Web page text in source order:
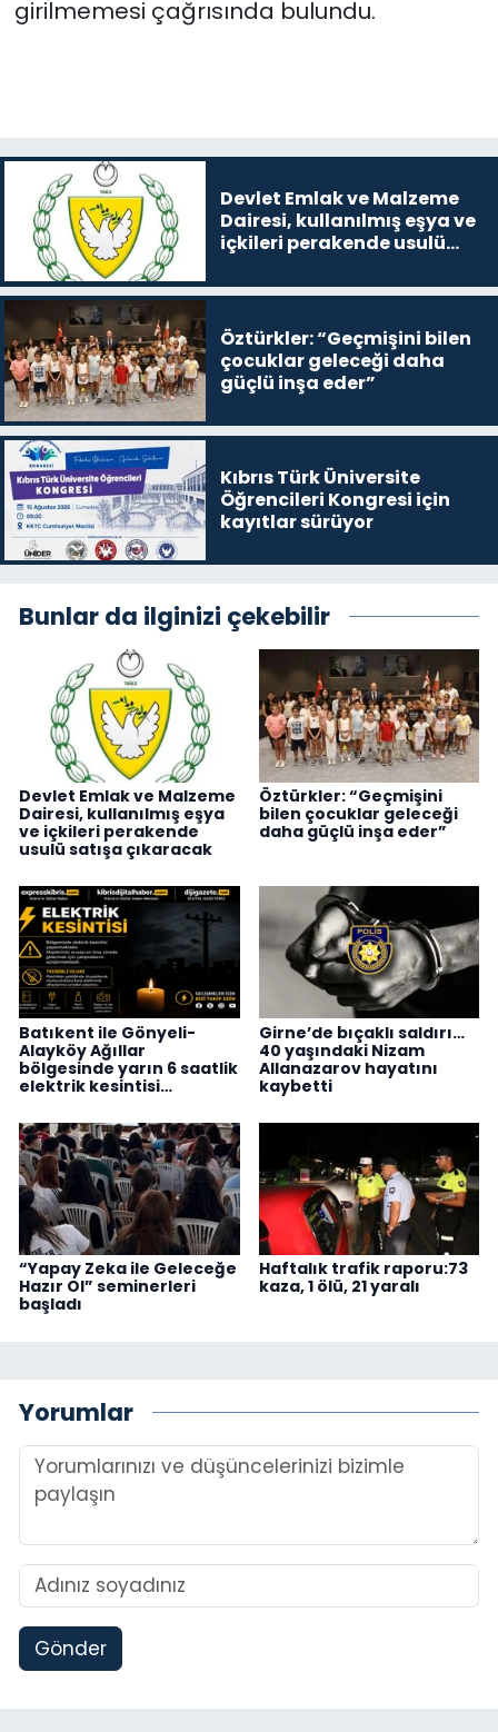
girilmemesi çağrısında bulundu.
Devlet Emlak ve Malzeme
Dairesi, kullanılmış eşya ve
içkileri perakende usulü
Öztürkler: “Geçmişini bilen
çocuklar geleceği daha
güçlü inşa eder”
Kıbrıs Türk Üniversite
Öğrencileri Kongresi için
kayıtlar sürüyor
Bunlar da ilginizi çekebilir
Devlet Emlak ve Malzeme
Dairesi, kullanılmış eşya
ve içkileri perakende
usulü satışa çıkaracak
Öztürkler: “Geçmişini
bilen çocuklar geleceği
daha güçlü inşa eder”
Batıkent ile Gönyeli-
Alayköy Ağıllar
bölgesinde yarın 6 saatlik
elektrik kesintisi…
Girne’de bıçaklı saldırı…
40 yaşındaki Nizam
Allanazarov hayatını
kaybetti
“Yapay Zeka ile Geleceğe
Hazır Ol” seminerleri
başladı
Haftalık trafik raporu:73
kaza, 1 ölü, 21 yaralı
Yorumlar
Gönder